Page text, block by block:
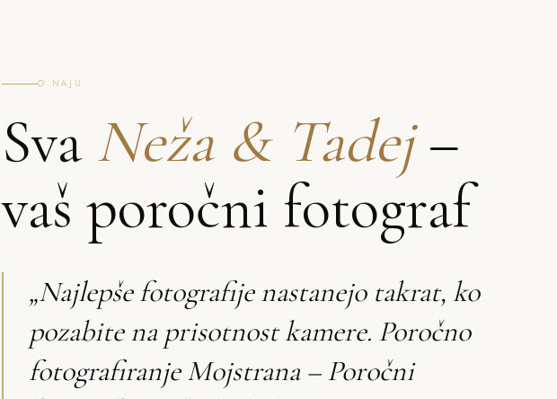
O NAJU
Sva Neža & Tadej–
vaš poročni fotograf
„Najlepše fotografije nastanejo takrat, ko
pozabite na prisotnost kamere. Poročno
fotografiranje Mojstrana – Poročni